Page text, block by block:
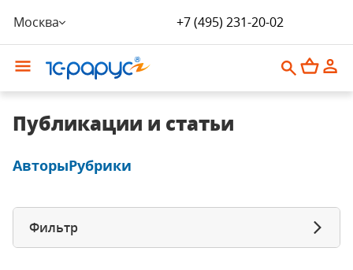
Москва +7 (495) 231-20-02
Публикации и статьи
АвторыРубрики
Фильтр